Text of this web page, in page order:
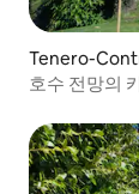
Tenero-
호수 전망의